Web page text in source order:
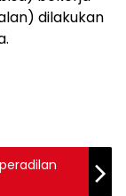
dilakukan